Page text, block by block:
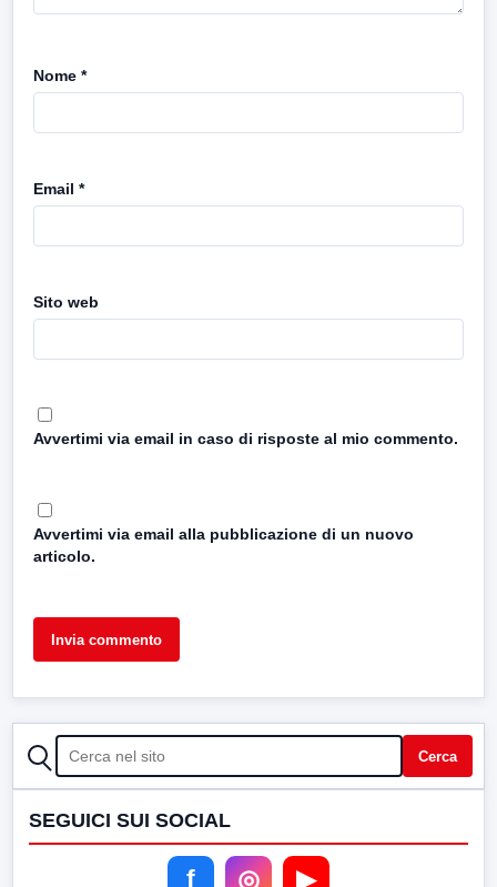
Nome *
Email *
Sito web
Avvertimi via email in caso di risposte al mio commento.
Avvertimi via email alla pubblicazione di un nuovo
articolo.
CERCA Cerca
SEGUICI SUI SOCIAL
f ◎ ▶